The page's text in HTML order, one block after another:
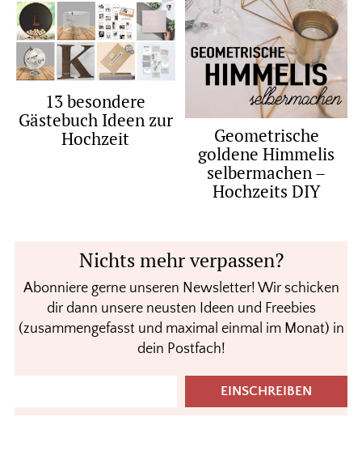
13 besondere
Gästebuch Ideen zur
Hochzeit
Geometrische
goldene Himmelis
selbermachen –
Hochzeits DIY
Nichts mehr verpassen?
Abonniere gerne unseren Newsletter! Wir schicken
dir dann unsere neusten Ideen und Freebies
(zusammengefasst und maximal einmal im Monat) in
dein Postfach!